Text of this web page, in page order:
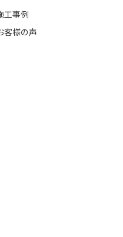
工事例
客様の声